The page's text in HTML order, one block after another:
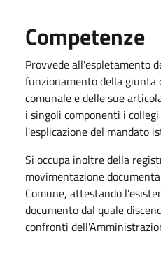
Competenze
Provvede all'espletamento
funzionamento della giunta
comunale e delle sue
i singoli componenti i
l'esplicazione del mandato
Si occupa inoltre della
movimentazione
Comune, attestando
documento dal quale
confronti